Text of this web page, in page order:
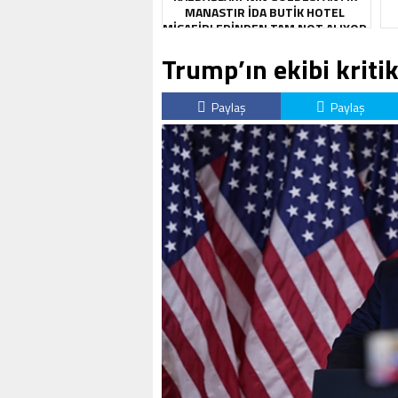
MANASTIR İDA BUTIK HOTEL
MISAFIRLERINDEN TAM NOT ALIYOR
Trump’ın ekibi
Paylaş Paylaş